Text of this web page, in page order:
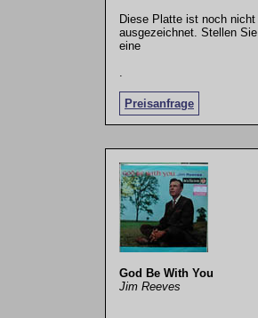
Diese Platte ist noch nicht
ausgezeichnet. Stellen Sie
eine
Preisanfrage
God Be With You
Jim Reeves